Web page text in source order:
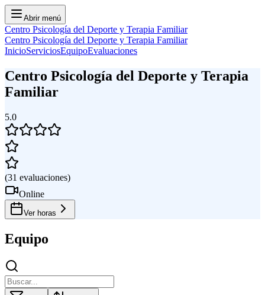
Abrir menú
Centro Psicología del Deporte y Terapia Familiar
Centro Psicología del Deporte y Terapia Familiar
InicioServiciosEquipoEvaluaciones
Centro Psicología del Deporte y Terapia
Familiar
5.0
(31 evaluaciones)
Online
Ver horas
Equipo